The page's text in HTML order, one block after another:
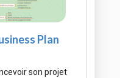
Plan
son projet